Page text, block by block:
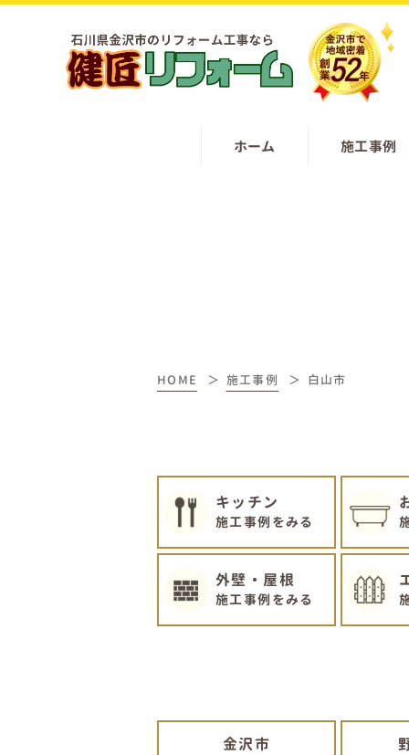
ホーム 施工事例
HOME 施工事例 白山市
キッチン
施工事例をみる
外壁・屋根
施工事例をみる
金沢市